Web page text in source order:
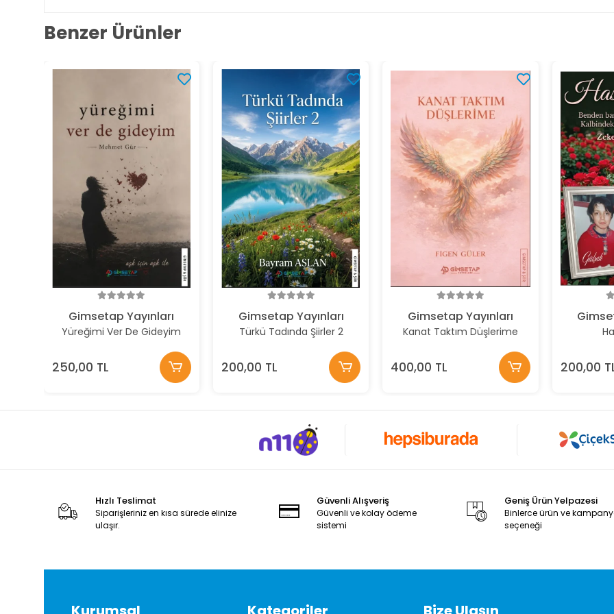
Benzer Ürünler
Gimsetap Yayınları
Yüreğimi Ver De Gideyim
250,00 TL
Gimsetap Yayınları
Türkü Tadında Şiirler 2
200,00 TL
Gimsetap Yayınları
Kanat Taktım Düşlerime
400,00 TL 200,00
Hızlı Teslimat
Siparişleriniz en kısa sürede elinize
ulaşır.
Güvenli Alışveriş
Güvenli ve kolay ödeme
sistemi
Geniş Ürün Yelpazesi
Binlerce ürün ve
seçeneği